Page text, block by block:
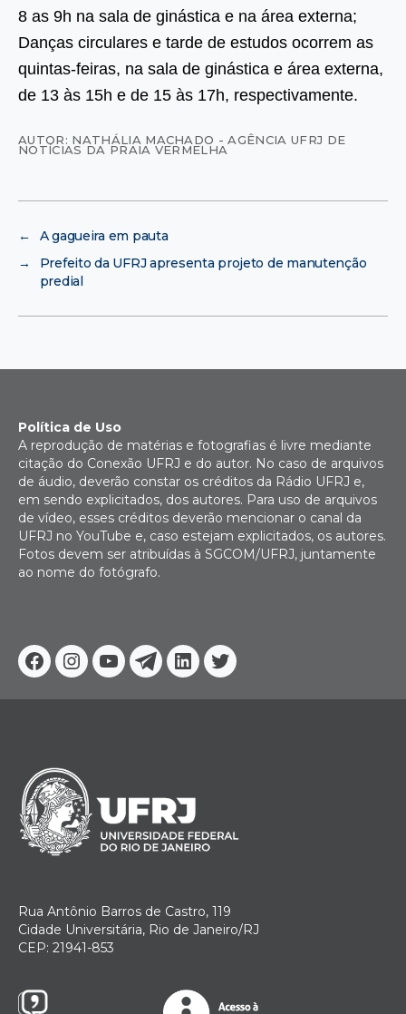
8 as 9h na sala de ginástica e na área externa;
Danças circulares e tarde de estudos ocorrem as
quintas-feiras, na sala de ginástica e área externa,
de 13 às 15h e de 15 às 17h, respectivamente.
AUTOR: NATHÁLIA MACHADO - AGÊNCIA UFRJ DE
NOTÍCIAS DA PRAIA VERMELHA
←
A gagueira em pauta
→
Prefeito da UFRJ apresenta projeto de manutenção
predial
Facebook
Instagram
YoutubeTelegram
Linkedin
Twitter
Política de Uso
A reprodução de matérias e fotografias é livre mediante
citação do Conexão UFRJ e do autor. No caso de arquivos
de áudio, deverão constar os créditos da Rádio UFRJ e,
em sendo explicitados, dos autores. Para uso de arquivos
de vídeo, esses créditos deverão mencionar o canal da
UFRJ no YouTube e, caso estejam explicitados, os autores.
Fotos devem ser atribuídas à SGCOM/UFRJ, juntamente
ao nome do fotógrafo.
Rua Antônio Barros de Castro, 119
Cidade Universitária, Rio de Janeiro/RJ
CEP: 21941-853